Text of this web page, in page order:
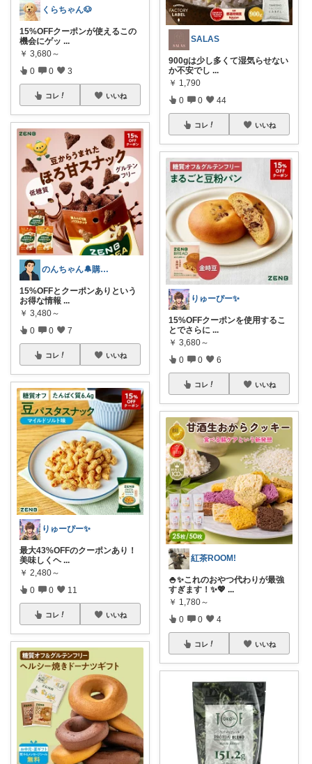
くらちゃん🐶
15%OFFクーポンが使えるこの
機会にゲッ ...
￥ 3,680～
0 0 3
コレ いいね
のんちゃん🔔購入感謝です✨
15%OFFとクーポンありという
お得な情報 ...
￥ 3,480～
0 0 7
コレ いいね
りゅーぴー✨
最大43%OFFのクーポンあり！
美味しくヘ ...
￥ 2,480～
0 0 11
コレ いいね
SALAS
900gは少し多くて湿気らせない
か不安でし ...
￥ 1,790
0 0 44
コレ いいね
りゅーぴー✨
15%OFFクーポンを使用するこ
とでさらに ...
￥ 3,680～
0 0 6
コレ いいね
紅茶ROOM!
🍚✨これのおやつ代わりが最強
すぎます！✨💖 ...
￥ 1,780～
0 0 4
コレ いいね